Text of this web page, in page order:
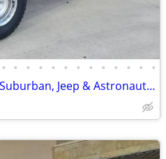
• • • • • • • • • • • • •
Private Collection Trucks, Suburban, Jeep & Astronaut Car Sale